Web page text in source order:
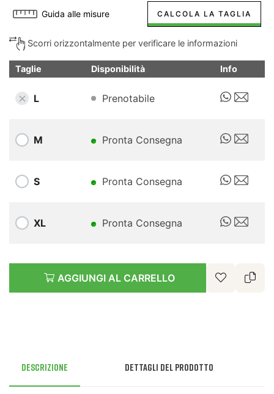
Guida alle misure CALCOLA LA TAGLIA
Scorri orizzontalmente per verificare le informazioni
Taglie Disponibilità Info
L Prenotabile
M Pronta Consegna
S Pronta Consegna
XL Pronta Consegna
AGGIUNGI AL CARRELLO
Descrizione Dettagli del prodotto